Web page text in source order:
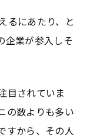
るにあたり、と
企業が参入しそ
目されていま
の数よりも多い
すから、その人